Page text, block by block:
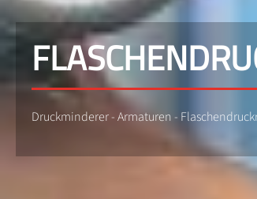
Druckminderer - Armaturen -